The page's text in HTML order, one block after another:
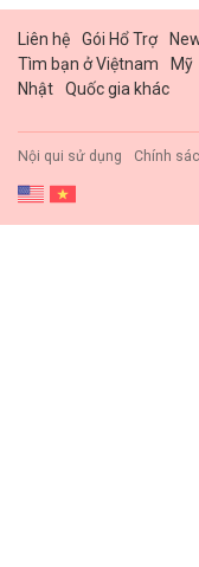
Liên hệ Gói Hổ Trợ
Tìm bạn ở Việtnam
Mỹ
Nhật
Quốc gia khác
Nội qui sử dụng Chính